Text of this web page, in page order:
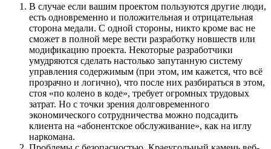
В случае если вашим проектом пользуются другие люди,
есть одновременно и положительная и отрицательная
сторона медали. С одной стороны, никто кроме вас не
сможет в полной мере вести разработку новшеств или
модификацию проекта. Некоторые разработчики
умудряются сделать настолько запутанную систему
управления содержимым (при этом, им кажется, что всё
прозрачно и логично), что после них разбираться в этом,
стоя «по колено в коде», требует огромных трудовых
затрат. Но с точки зрения долговременного
экономического сотрудничества можно подсадить
клиента на «абонентское обслуживание», как на иглу
наркомана.